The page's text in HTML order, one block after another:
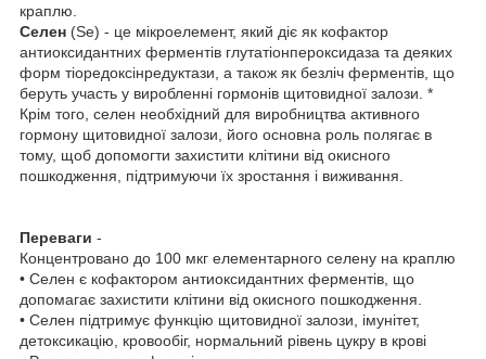
краплю.
Селен (Se) - це мікроелемент, який діє як кофактор
антиоксидантних ферментів глутатіонпероксидаза та деяких
форм тіоредоксінредуктази, а також як безліч ферментів, що
беруть участь у виробленні гормонів щитовидної залози. *
Крім того, селен необхідний для виробництва активного
гормону щитовидної залози, його основна роль полягає в
тому, щоб допомогти захистити клітини від окисного
пошкодження, підтримуючи їх зростання і виживання.
Переваги -
Концентровано до 100 мкг елементарного селену на краплю
• Селен є кофактором антиоксидантних ферментів, що
допомагає захистити клітини від окисного пошкодження.
• Селен підтримує функцію щитовидної залози, імунітет,
детоксикацію, кровообіг, нормальний рівень цукру в крові